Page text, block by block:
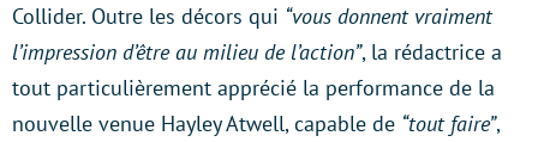
Collider. Outre les décors qui “vous donnent vraiment
l’impression d’être au milieu de l’action”, la rédactrice a
tout particulièrement apprécié la performance de la
nouvelle venue Hayley Atwell, capable de “tout faire”,